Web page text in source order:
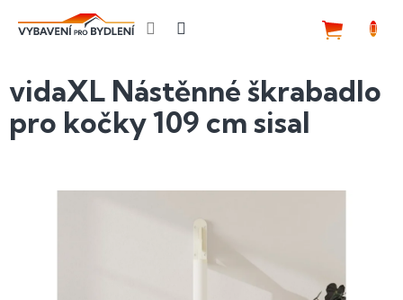
vidaXL Nástěnné škrabadlo
pro kočky 109 cm sisal